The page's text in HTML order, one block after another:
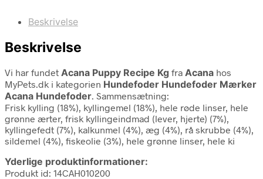
Beskrivelse
Beskrivelse
Vi har fundet Acana Puppy Recipe Kg fra Acana hos
MyPets.dk i kategorien Hundefoder Hundefoder Mærker
Acana Hundefoder. Sammensætning:
Frisk kylling (18%), kyllingemel (18%), hele røde linser, hele
grønne ærter, frisk kyllingeindmad (lever, hjerte) (7%),
kyllingefedt (7%), kalkunmel (4%), æg (4%), rå skrubbe (4%),
sildemel (4%), fiskeolie (3%), hele grønne linser, hele ki
Yderlige produktinformationer:
Produkt id: 14CAH010200